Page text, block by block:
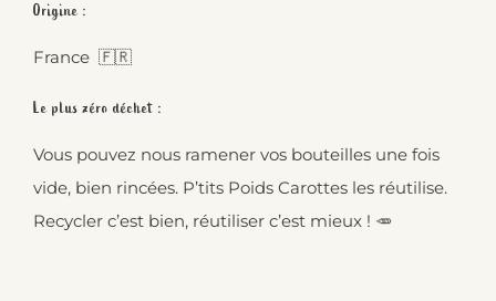
Origine :
France 🇫🇷
Le plus zéro déchet :
Vous pouvez nous ramener vos bouteilles une fois
vide, bien rincées. P’tits Poids Carottes les réutilise.
Recycler c’est bien, réutiliser c’est mieux ! 🥕